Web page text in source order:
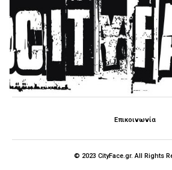
Επικοινωνία
© 2023 CityFace.gr. All Rights